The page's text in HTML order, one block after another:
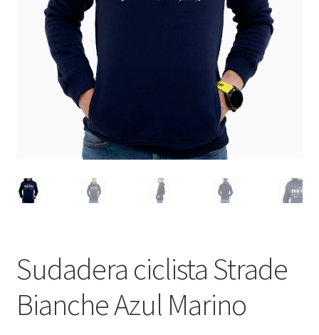
Sudadera ciclista Strade
Bianche Azul Marino